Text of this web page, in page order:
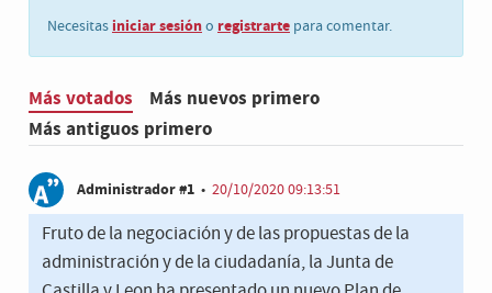
Necesitas iniciar sesióno registrarte para comentar.
Más votados
Más nuevos primero
Más antiguos primero
Administrador #1 • 20/10/2020 09:13:51
Fruto de la negociación y de las propuestas de la
administración y de la ciudadanía, la Junta de